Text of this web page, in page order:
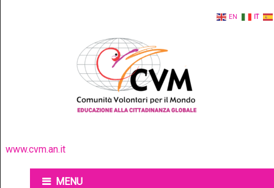
www.cvm.an.it
MENU
EN IT